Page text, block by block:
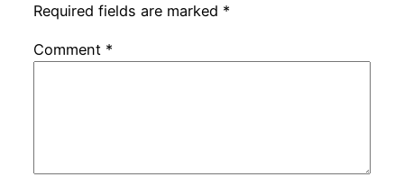
Required fields are marked *
Comment *